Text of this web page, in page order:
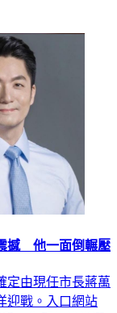
由現任市長蔣萬